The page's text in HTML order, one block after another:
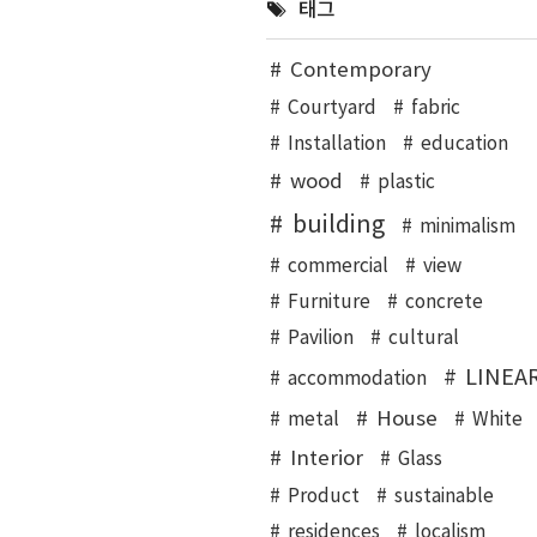
태그
Contemporary
Courtyard
fabric
Installation
education
wood plastic
building
minimalism
commercial
view
Furniture
concrete
Pavilion
cultural
accommodation
metal House White
Interior
Glass
Product
sustainable
residences
localism